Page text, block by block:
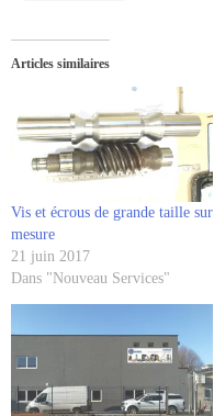
Articles similaires
Vis et écrous de grande taille sur
mesure
21 juin 2017
Dans "Nouveau Services"